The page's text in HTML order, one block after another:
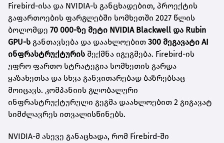
Firebird-ისა და NVIDIA-ს განცხადებით, პროექტის
გაფართოების ფარგლებში სომხეთში 2027 წლის
ბოლომდე 70 000-ზე მეტი NVIDIA Blackwell და Rubin
GPU-ს განთავსება და დაახლოებით 300 მეგავატი AI
ინფრასტრუქტურის შექმნა იგეგმება. Firebird-ის
უფრო ფართო სტრატეგია სომხეთის გარდა
ყაზახეთსა და სხვა განვითარებად ბაზრებსაც
მოიცავს. კომპანიის გლობალური
ინფრასტრუქტურული გეგმა დაახლოებით 2 გიგავატ
სიმძლავრეს ითვალისწინებს.
NVIDIA-მ ასევე განაცხადა, რომ Firebird-ში